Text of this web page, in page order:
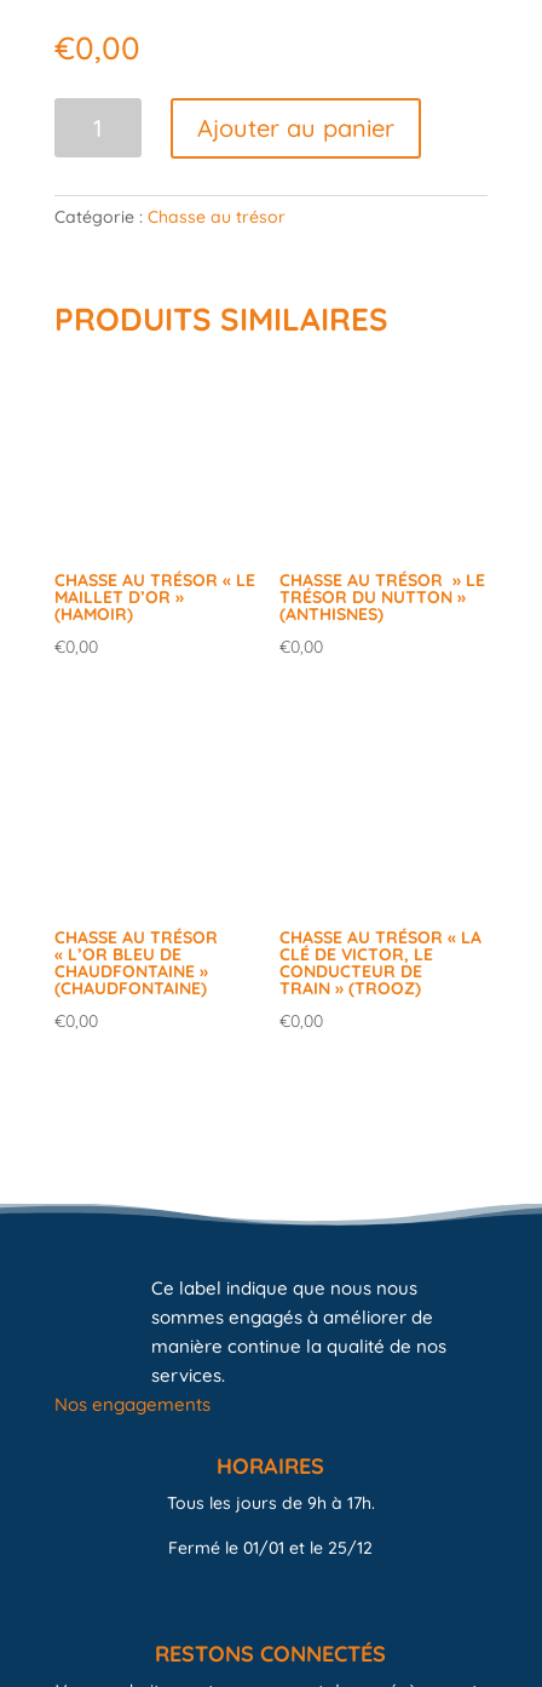
€0,00
au
Trésor
dernier
sottai"
Ajouter au panier
Catégorie : Chasse au trésor
PRODUITS SIMILAIRES
CHASSE AU TRÉSOR « LE
MAILLET D’OR »
(HAMOIR)
€0,00
CHASSE AU TRÉSOR » LE
TRÉSOR DU NUTTON »
(ANTHISNES)
€0,00
CHASSE AU TRÉSOR
« L’OR BLEU DE
CHAUDFONTAINE »
(CHAUDFONTAINE)
€0,00
CHASSE AU TRÉSOR « LA
CLÉ DE VICTOR, LE
CONDUCTEUR DE
TRAIN » (TROOZ)
€0,00
Ce label indique que nous nous
sommes engagés à améliorer de
manière continue la qualité de nos
services.
Nos engagements
HORAIRES
Tous les jours de 9h à 17h.
Fermé le 01/01 et le 25/12
RESTONS CONNECTÉS